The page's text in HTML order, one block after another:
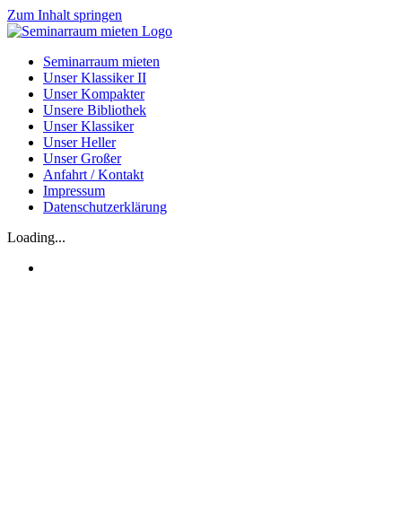
Zum Inhalt springen
Seminarraum mieten
Unser Klassiker II
Unser Kompakter
Unsere Bibliothek
Unser Klassiker
Unser Heller
Unser Großer
Anfahrt / Kontakt
Impressum
Datenschutzerklärung
Loading...